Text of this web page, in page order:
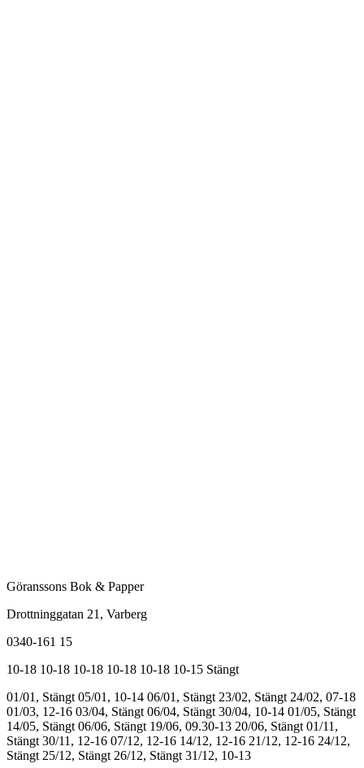
Göranssons Bok & Papper
Drottninggatan 21 , Varberg
0340-161 15
10-18 10-18 10-18 10-18 10-18 10-15 Stängt
01/01, Stängt 05/01, 10-14 06/01, Stängt 23/02, Stängt 24/02, 07-18
01/03, 12-16 03/04, Stängt 06/04, Stängt 30/04, 10-14 01/05, Stängt
14/05, Stängt 06/06, Stängt 19/06, 09.30-13 20/06, Stängt 01/11,
Stängt 30/11, 12-16 07/12, 12-16 14/12, 12-16 21/12, 12-16 24/12,
Stängt 25/12, Stängt 26/12, Stängt 31/12, 10-13